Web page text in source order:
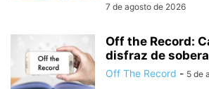
7 de agosto de 2026
Off the Record:
disfraz de
Off The Record - 5 de